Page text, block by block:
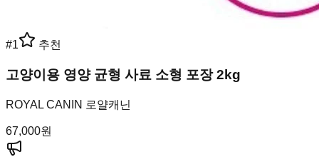
#1 추천
고양이용 영양 균형 사료 소형 포장 2kg
ROYAL CANIN 로얄캐닌
67,000원